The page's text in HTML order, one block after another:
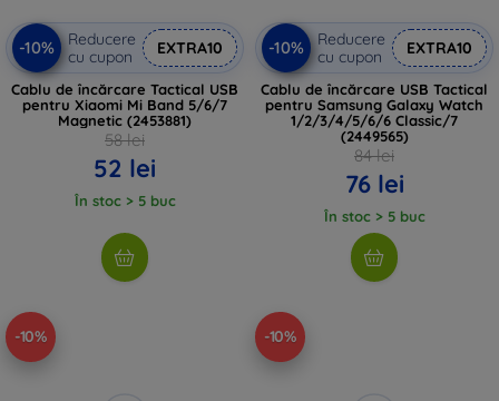
-10%
Reducere
cu cupon
EXTRA10
Cablu de încărcare Tactical USB
pentru Xiaomi Mi Band 5/6/7
Magnetic (2453881)
58 lei
52 lei
În stoc > 5 buc
-10%
Reducere
cu cupon
EXTRA10
Cablu de încărcare USB Tactical
pentru Samsung Galaxy Watch
1/2/3/4/5/6/6 Classic/7
(2449565)
84 lei
76 lei
În stoc > 5 buc
-10% -10%